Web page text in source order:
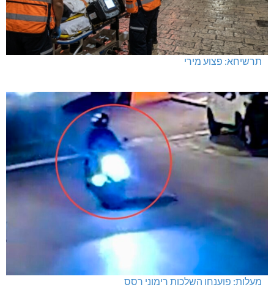
תרשיחא: פצוע מירי
מעלות: פוענחו השלכות רימוני רסס